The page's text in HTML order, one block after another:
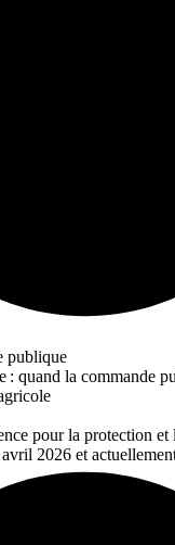
publique
: quand la commande
pour la protection et
2026 et